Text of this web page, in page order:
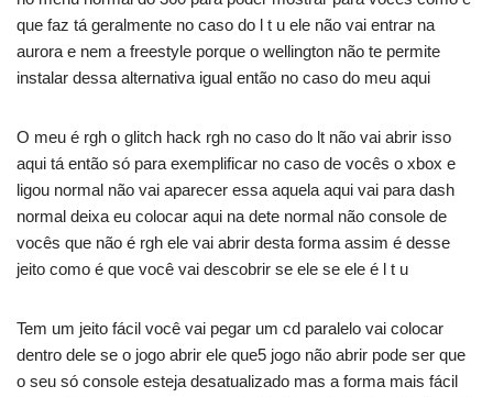
que faz tá geralmente no caso do l t u ele não vai entrar na
aurora e nem a freestyle porque o wellington não te permite
instalar dessa alternativa igual então no caso do meu aqui
O meu é rgh o glitch hack rgh no caso do lt não vai abrir isso
aqui tá então só para exemplificar no caso de vocês o xbox e
ligou normal não vai aparecer essa aquela aqui vai para dash
normal deixa eu colocar aqui na dete normal não console de
vocês que não é rgh ele vai abrir desta forma assim é desse
jeito como é que você vai descobrir se ele se ele é l t u
Tem um jeito fácil você vai pegar um cd paralelo vai colocar
dentro dele se o jogo abrir ele que5 jogo não abrir pode ser que
o seu só console esteja desatualizado mas a forma mais fácil